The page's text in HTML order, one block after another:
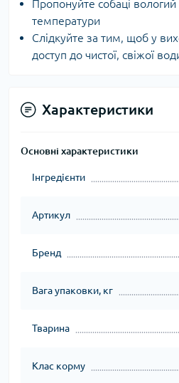
Пропонуйте собаці
температури
Слідкуйте за тим, щоб у
доступ до чистої, свіжої
Характеристики
Основні характеристики
Інгредієнти
Артикул
Бренд
Вага упаковки, кг
Тварина
Клас корму